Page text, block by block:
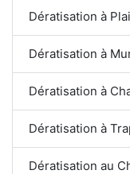
Dératisation à
Dératisation à
Dératisation à
Dératisation à
Dératisation au